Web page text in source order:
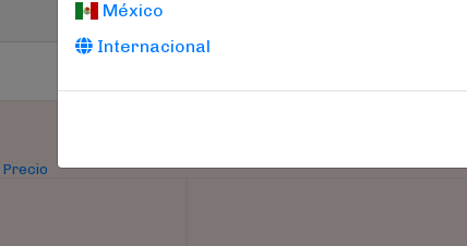
México
Internacional
|Precio